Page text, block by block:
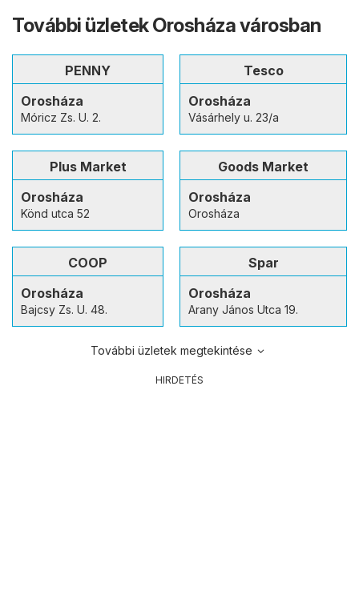
További üzletek Orosháza városban
PENNY
Orosháza
Móricz Zs. U. 2.
Tesco
Orosháza
Vásárhely u. 23/a
Plus Market
Orosháza
Könd utca 52
Goods Market
Orosháza
Orosháza
COOP
Orosháza
Bajcsy Zs. U. 48.
Spar
Orosháza
Arany János Utca 19.
További üzletek megtekintése
HIRDETÉS